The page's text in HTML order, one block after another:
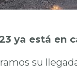
ya está en
su